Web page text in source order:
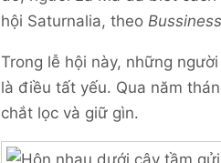
hội Saturnalia, theo
Trong lễ hội này, những
là điều tất yếu. Qua năm
chắt lọc và giữ gìn.